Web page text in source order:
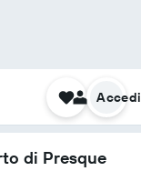
Accedi
di Presque